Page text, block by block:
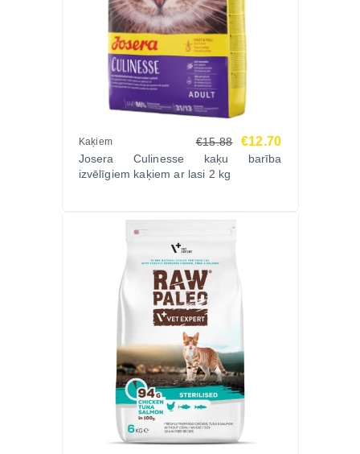
Kaķiem €15.88 €12.70
Josera Culinesse kaķu barība
izvēlīgiem kaķiem ar lasi 2 kg